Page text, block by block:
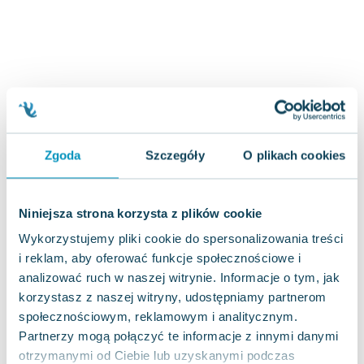
Zgoda Szczegóły O plikach cookies
Niniejsza strona korzysta z plików cookie
Wykorzystujemy pliki cookie do spersonalizowania treści
i reklam, aby oferować funkcje społecznościowe i
analizować ruch w naszej witrynie. Informacje o tym, jak
korzystasz z naszej witryny, udostępniamy partnerom
społecznościowym, reklamowym i analitycznym.
Partnerzy mogą połączyć te informacje z innymi danymi
otrzymanymi od Ciebie lub uzyskanymi podczas
Maddie Ziegler
Leszek Czarnecki
Joanna Racewicz
Maria Seweryn
Eric Helms
Anna Prus (oprac.)
Nela Mała Reporterka
Agnieszka Maciąg
Barbara Wrzesińska
Virginia Woolf